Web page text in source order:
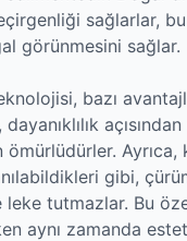
sağlarlar,
görünmesini sağlar.
bazı
Ayrıca,
gibi,
leke tutmazlar. Bu
aynı zamanda